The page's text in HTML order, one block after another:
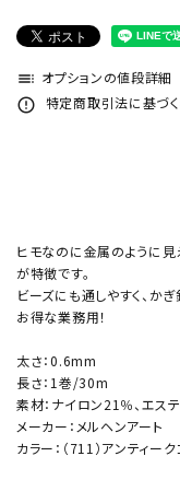
toc オプションの値段詳細
error_outline 特定商取引法に基づ
ヒモなのに金属のように
が特徴です。
ビーズにも通しやすく、か
お得な業務用！
太さ：0.6mm
長さ：1巻/30m
素材：ナイロン21％、エス
メーカー：メルヘンアート
カラー：（711）アンティー